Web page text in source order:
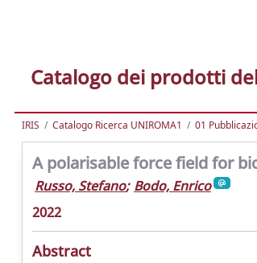
Catalogo dei prodotti
IRIS Catalogo Ricerca UNIROMA1 01
A polarisable force field for
Russo, Stefano; Bodo, Enrico
2022
Abstract